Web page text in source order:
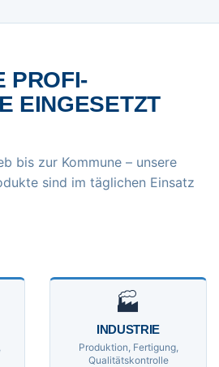
PROFI-
EINGESETZT
bis zur Kommune – unsere
sind im täglichen Einsatz
🏭
INDUSTRIE
Produktion, Fertigung,
Qualitätskontrolle